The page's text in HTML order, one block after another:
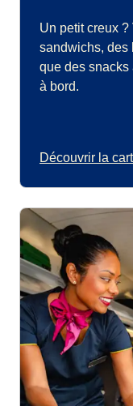
Un petit creux
sandwichs, des
que des snacks
à bord.
Découvrir la